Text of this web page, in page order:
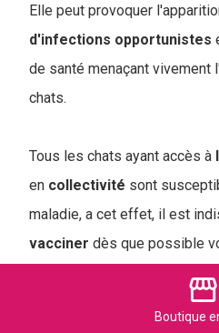
Elle peut provoquer
d'infections opportunistes
de santé menaçant vivement
chats.
Tous les chats ayant accès à
en collectivité sont
maladie, a cet effet, il est
vacciner dès que possible
traitement consiste en lastorefront
Boutique